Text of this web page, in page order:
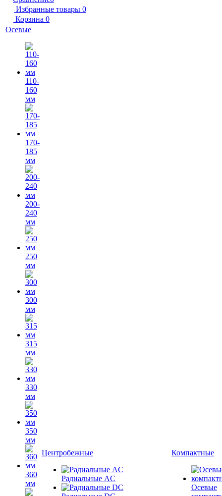
Избранные товары 0
Корзина 0
Осевые
110-
160
мм
170-
185
мм
200-
240
мм
250
мм
300
мм
315
мм
330
мм
350
мм
360
мм
Центробежные
Радиальные AC
Компактные
Осевые